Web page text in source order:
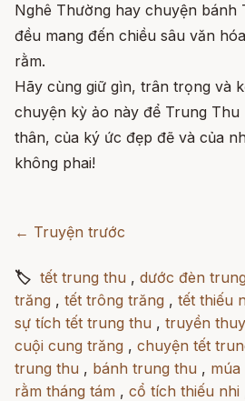
Nghê Thường hay chuyện bánh
đều mang đến chiều sâu văn
rằm.
Hãy cùng giữ gìn, trân trọng và
chuyện kỳ ảo này để Trung Thu
thân, của ký ức đẹp đẽ và của
không phai!
← Truyện trước
🏷 tết trung thu , dước đèn
trăng , tết trông trăng , tết thiếu
sự tích tết trung thu , truyền
cuội cung trăng , chuyện tết
trung thu , bánh trung thu ,
rằm tháng tám , cổ tích thiếu nhi